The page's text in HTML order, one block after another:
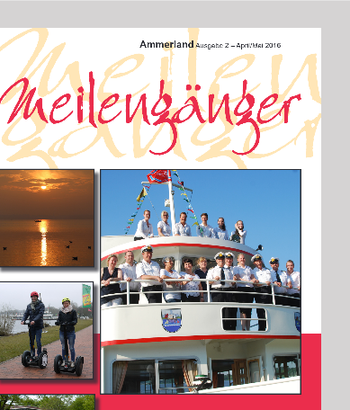
Ammerland Ausgabe 2 – April/Mai 2016